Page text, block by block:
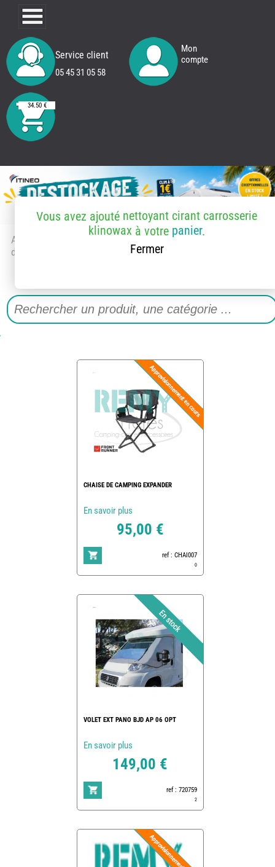
Service client
05 45 31 05 58
Mon
compte
34.50 €
Accueil
> Accessoires et pièces
détachées
Vous avez ajouté nettoyant cirant carrosserie
klinowax à votre panier.
Fermer
CHAISE DE CAMPING EXPANDER
En savoir plus
95,00 €
ref : CHAI007
0
VOLET EXT PANO BJD AP 06 OPT
En savoir plus
149,00 €
ref : 720759
2